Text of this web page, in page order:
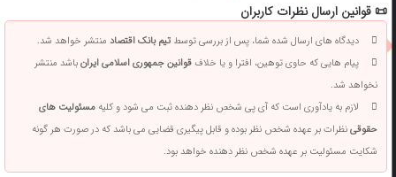
📜 قوانین ارسال نظرات کاربران
دیدگاه های ارسال شده شما، پس از بررسی توسطتیم بانک اقتصادمنتشر خواهد شد.
پیام هایی که حاوی توهین، افترا و یا خلافقوانین جمهوری اسلامی ایرانباشد منتشر
نخواهد شد.
لازم به یادآوری است که آی پی شخص نظر دهنده ثبت می شود و کلیهمسئولیت های
حقوقینظرات بر عهده شخص نظر بوده و قابل پیگیری قضایی می باشد که در صورت هر گونه
شکایت مسئولیت بر عهده شخص نظر دهنده خواهد بود.